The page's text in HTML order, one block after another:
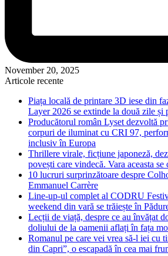
November 20, 2025
Articole recente
Piața locală de printare 3D iese din
Layer 2026 se extinde la două zile și
Producătorul român Lyset dezvoltă
corpuri de iluminat cu CRI 97,
inclusiv în Europa
Thrillere virale, ficțiune japoneză,
povești care vindecă. Vara aceasta
10 lucruri surprinzătoare despre
Emmanuel Carrère
Line-up-ul complet al CODRU
weekend din vară se trăiește în
Lecții de viață, despre ce au învățat
doliului de la oamenii aflați în fața
Romanul pe care vei vrea să-l iei cu
din Capri”, o escapadă în cea mai